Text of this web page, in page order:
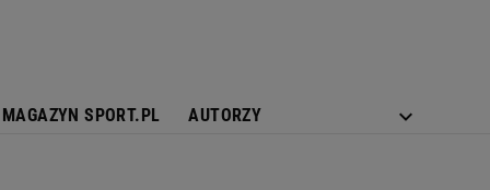
MAGAZYN SPORT.PL AUTORZY